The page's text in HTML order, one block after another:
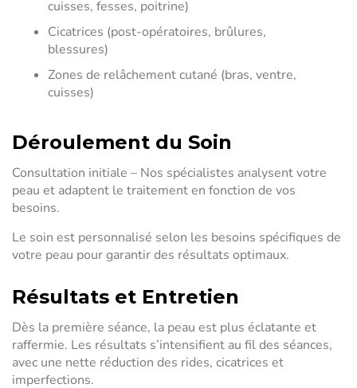
cuisses, fesses, poitrine)
Cicatrices (post-opératoires, brûlures,
blessures)
Zones de relâchement cutané (bras, ventre,
cuisses)
Déroulement du Soin
Consultation initiale – Nos spécialistes analysent votre
peau et adaptent le traitement en fonction de vos
besoins.
Le soin est personnalisé selon les besoins spécifiques de
votre peau pour garantir des résultats optimaux.
Résultats et Entretien
Dès la première séance, la peau est plus éclatante et
raffermie. Les résultats s’intensifient au fil des séances,
avec une nette réduction des rides, cicatrices et
imperfections.